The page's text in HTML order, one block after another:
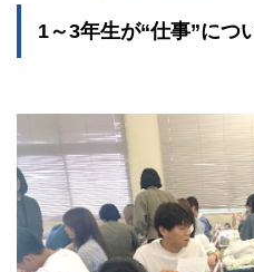
1～3年生が“仕事”につ